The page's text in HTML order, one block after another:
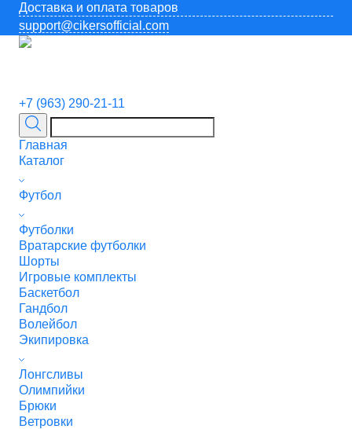
Доставка и оплата товаров
support@cikersofficial.com
+7 (963) 290-21-11
Главная
Каталог
Футбол
Футболки
Вратарские футболки
Шорты
Игровые комплекты
Баскетбол
Гандбол
Волейбол
Экипировка
Лонгсливы
Олимпийки
Брюки
Ветровки